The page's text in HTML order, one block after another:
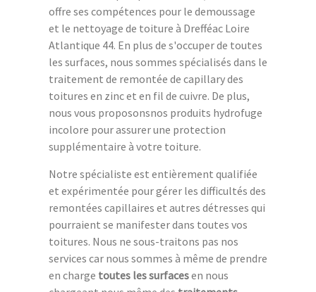
offre ses compétences pour le demoussage
et le nettoyage de toiture à Drefféac Loire
Atlantique 44. En plus de s'occuper de toutes
les surfaces, nous sommes spécialisés dans le
traitement de remontée de capillary des
toitures en zinc et en fil de cuivre. De plus,
nous vous proposonsnos produits hydrofuge
incolore pour assurer une protection
supplémentaire à votre toiture.
Notre spécialiste est entièrement qualifiée
et expérimentée pour gérer les difficultés des
remontées capillaires et autres détresses qui
pourraient se manifester dans toutes vos
toitures. Nous ne sous-traitons pas nos
services car nous sommes à même de prendre
en charge toutes les surfacesen nous